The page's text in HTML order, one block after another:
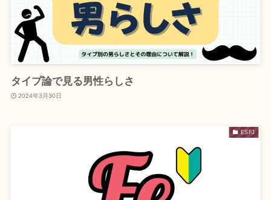
タイプ論で見る男性らしさ
2024年3月30日
ESFJ